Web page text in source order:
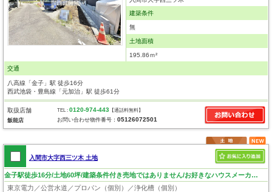
建築条件
無
土地面積
195.86ｍ²
交通
八高線「金子」駅 徒歩16分
西武池袋・豊島線「元加治」駅 徒歩61分
取扱店舗
飯能店
TEL :0120-974-443 【通話料無料】
お問い合わせ物件番号：05126072501
入間市大字西三ツ木 土地
金子駅徒歩16分/土地60坪/建築条件付き売地ではありません/お好きなハウスメーカーで建築できます
東京電力／公営水道／プロパン（個別）／浄化槽（個別）